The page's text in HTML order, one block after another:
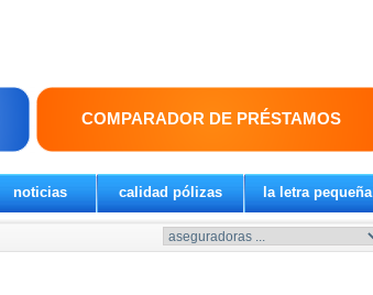
COMPARADOR DE PRÉSTAMOS
noticias calidad pólizas la letra pequeña